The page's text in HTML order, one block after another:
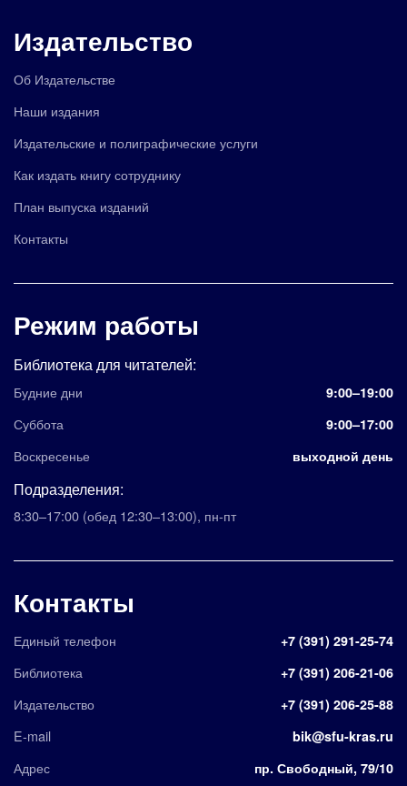
Издательство
Об Издательстве
Наши издания
Издательские и полиграфические услуги
Как издать книгу сотруднику
План выпуска изданий
Контакты
Режим работы
Библиотека для читателей:
Будние дни 9:00–19:00
Суббота 9:00–17:00
Воскресенье выходной день
Подразделения:
8:30–17:00 (обед 12:30–13:00), пн-пт
Контакты
Единый телефон +7 (391) 291-25-74
Библиотека +7 (391) 206-21-06
Издательство +7 (391) 206-25-88
E-mail bik@sfu-kras.ru
Адрес пр. Свободный, 79/10